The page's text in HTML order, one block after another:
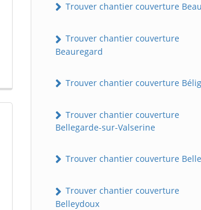
Trouver chantier couverture
Trouver chantier couverture
Beauregard
Trouver chantier couverture
Trouver chantier couverture
Bellegarde-sur-Valserine
Trouver chantier couverture
Trouver chantier couverture
Belleydoux